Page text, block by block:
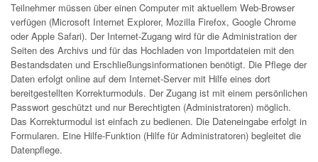
Teilnehmer müssen über einen Computer mit aktuellem Web-Browser
verfügen (Microsoft Internet Explorer, Mozilla Firefox, Google Chrome
oder Apple Safari). Der Internet-Zugang wird für die Administration der
Seiten des Archivs und für das Hochladen von Importdateien mit den
Bestandsdaten und Erschließungsinformationen benötigt. Die Pflege der
Daten erfolgt online auf dem Internet-Server mit Hilfe eines dort
bereitgestellten Korrekturmoduls. Der Zugang ist mit einem persönlichen
Passwort geschützt und nur Berechtigten (Administratoren) möglich.
Das Korrekturmodul ist einfach zu bedienen. Die Dateneingabe erfolgt in
Formularen. Eine Hilfe-Funktion (Hilfe für Administratoren) begleitet die
Datenpflege.